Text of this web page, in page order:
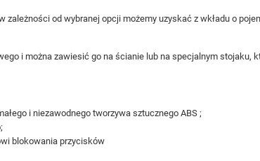
zależności od wybranej opcji możemy uzyskać z wkładu o
i można zawiesić go na ścianie lub na specjalnym stojaku,
i niezawodnego tworzywa sztucznego ABS ;
blokowania przycisków